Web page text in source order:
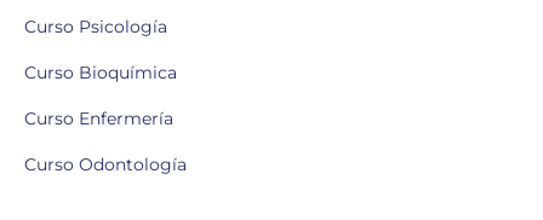
Curso Psicología
Curso Bioquímica
Curso Enfermería
Curso Odontología